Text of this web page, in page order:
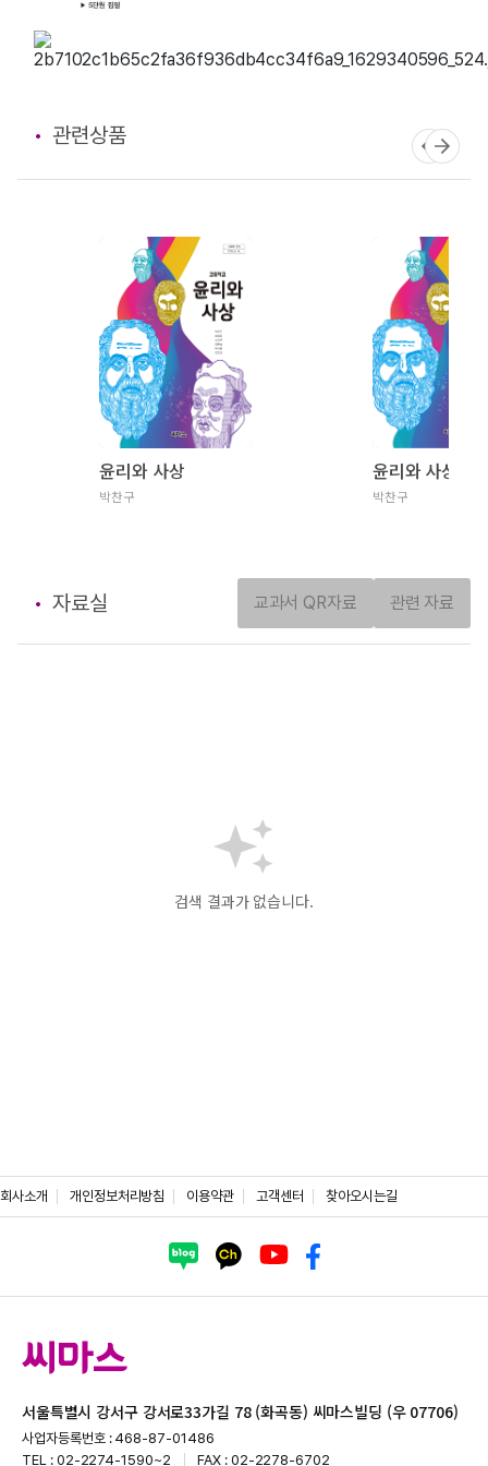
관련상품
윤리와 사상
박찬구
윤리와 사상 지
박찬구
자료실 교과서 QR자료 관련 자료
검색 결과가 없습니다.
회사소개 개인정보처리방침 이용약관 고객센터 찾아오시는길
서울특별시 강서구 강서로33가길 78 (화곡동) 씨마스빌딩 (우 07706)
사업자등록번호 : 468-87-01486
TEL : 02-2274-1590~2
FAX : 02-2278-6702